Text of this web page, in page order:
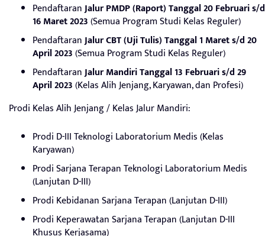
PendaftaranJalur PMDP (Raport)Tanggal 20 Februari s/d
16 Maret 2023(Semua Program Studi Kelas Reguler)
PendaftaranJalur CBT (Uji Tulis) Tanggal 1 Maret s/d 20
April 2023(Semua Program Studi Kelas Reguler)
PendaftaranJalur Mandiri Tanggal 13 Februari s/d 29
April 2023(Kelas Alih Jenjang, Karyawan, dan Profesi)
Prodi Kelas Alih Jenjang / Kelas Jalur Mandiri:
Prodi D-III Teknologi Laboratorium Medis (Kelas
Karyawan)
Prodi Sarjana Terapan Teknologi Laboratorium Medis
(Lanjutan D-III)
Prodi Kebidanan Sarjana Terapan (Lanjutan D-III)
Prodi Keperawatan Sarjana Terapan (Lanjutan D-III